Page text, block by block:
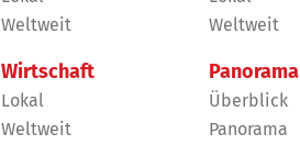
Weltweit
Wirtschaft
Lokal
Weltweit
Weltweit
Panorama
Überblick
Panorama